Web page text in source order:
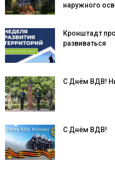
наружного
Кронштадт
развиваться
С Днём ВДВ!
С Днём ВДВ!